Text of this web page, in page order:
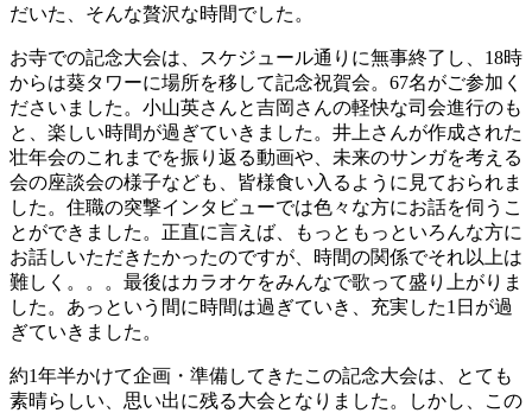
だいた、そんな贅沢な時間でした。
お寺での記念大会は、スケジュール通りに無事終了し、18時
からは葵タワーに場所を移して記念祝賀会。67名がご参加く
ださいました。小山英さんと吉岡さんの軽快な司会進行のも
と、楽しい時間が過ぎていきました。井上さんが作成された
壮年会のこれまでを振り返る動画や、未来のサンガを考える
会の座談会の様子なども、皆様食い入るように見ておられま
した。住職の突撃インタビューでは色々な方にお話を伺うこ
とができました。正直に言えば、もっともっといろんな方に
お話しいただきたかったのですが、時間の関係でそれ以上は
難しく。。。最後はカラオケをみんなで歌って盛り上がりま
した。あっという間に時間は過ぎていき、充実した1日が過
ぎていきました。
約1年半かけて企画・準備してきたこの記念大会は、とても
素晴らしい、思い出に残る大会となりました。しかし、この